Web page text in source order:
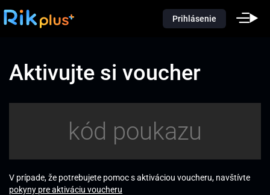
Prihlásenie
Aktivujte si voucher
V prípade, že potrebujete pomoc s aktiváciou voucheru, navštívte
pokyny pre aktiváciu voucheru